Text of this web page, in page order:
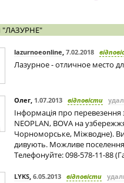
"ЛАЗУРНЕ"
lazurnoeonline, 7.02.2018
Лазурное - отличное место
Олег, 1.07.2013 відповісти
Інформація про
NEOPLAN, BOVA на
Чорноморське, Міжводне).
дивують. Можливе
Телефонуйте: 098-578-11-88
LYKS, 6.05.2013 відповісти